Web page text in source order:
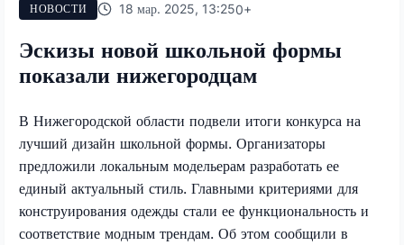
НОВОСТИ 18 мар. 2025, 13:250+
Эскизы новой школьной формы
показали нижегородцам
В Нижегородской области подвели итоги конкурса на
лучший дизайн школьной формы. Организаторы
предложили локальным модельерам разработать ее
единый актуальный стиль. Главными критериями для
конструирования одежды стали ее функциональность и
соответствие модным трендам. Об этом сообщили в